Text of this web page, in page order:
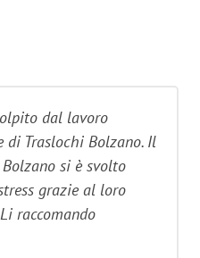
dal lavoro
di Traslochi Bolzano. Il
si è svolto
grazie al loro
raccomando